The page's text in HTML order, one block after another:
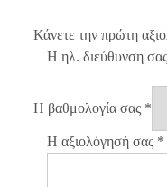
Κάνετε την πρώτη
Η ηλ. διεύθυνση
Η βαθμολογία σας *
Η αξιολόγησή σας *